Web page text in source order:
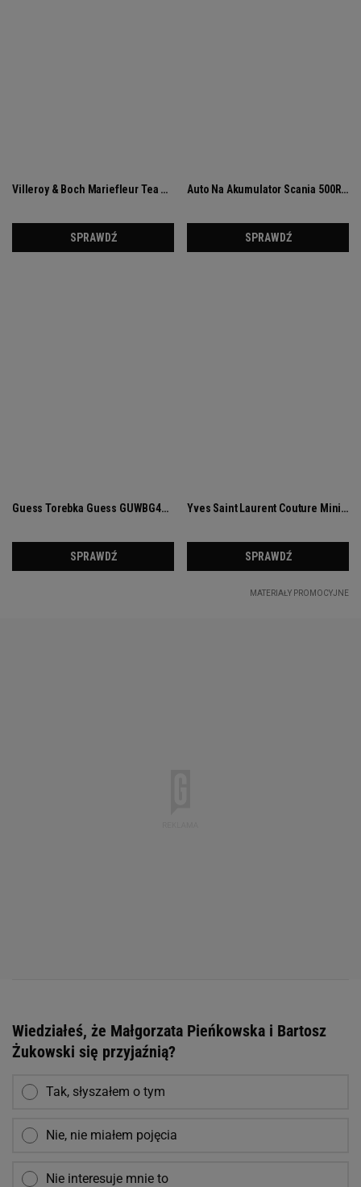
Wiedziałeś, że Małgorzata Pieńkowska i Bartosz
Żukowski się przyjaźnią?
Tak, słyszałem o tym
Nie, nie miałem pojęcia
Nie interesuje mnie to